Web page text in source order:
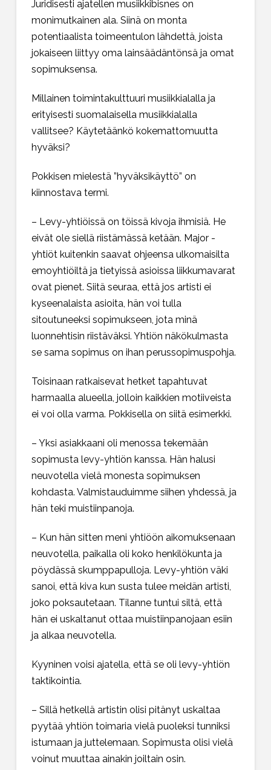
Juridisesti ajatellen musiikkibisnes on
monimutkainen ala. Siinä on monta
potentiaalista toimeentulon lähdettä, joista
jokaiseen liittyy oma lainsäädäntönsä ja omat
sopimuksensa.
Millainen toimintakulttuuri musiikkialalla ja
erityisesti suomalaisella musiikkialalla
vallitsee? Käytetäänkö kokemattomuutta
hyväksi?
Pokkisen mielestä ”hyväksikäyttö” on
kiinnostava termi.
– Levy-yhtiöissä on töissä kivoja ihmisiä. He
eivät ole siellä riistämässä ketään. Major -
yhtiöt kuitenkin saavat ohjeensa ulkomaisilta
emoyhtiöiltä ja tietyissä asioissa liikkumavarat
ovat pienet. Siitä seuraa, että jos artisti ei
kyseenalaista asioita, hän voi tulla
sitoutuneeksi sopimukseen, jota minä
luonnehtisin riistäväksi. Yhtiön näkökulmasta
se sama sopimus on ihan perussopimuspohja.
Toisinaan ratkaisevat hetket tapahtuvat
harmaalla alueella, jolloin kaikkien motiiveista
ei voi olla varma. Pokkisella on siitä esimerkki.
– Yksi asiakkaani oli menossa tekemään
sopimusta levy-yhtiön kanssa. Hän halusi
neuvotella vielä monesta sopimuksen
kohdasta. Valmistauduimme siihen yhdessä, ja
hän teki muistiinpanoja.
– Kun hän sitten meni yhtiöön aikomuksenaan
neuvotella, paikalla oli koko henkilökunta ja
pöydässä skumppapulloja. Levy-yhtiön väki
sanoi, että kiva kun susta tulee meidän artisti,
joko poksautetaan. Tilanne tuntui siltä, että
hän ei uskaltanut ottaa muistiinpanojaan esiin
ja alkaa neuvotella.
Kyyninen voisi ajatella, että se oli levy-yhtiön
taktikointia.
– Sillä hetkellä artistin olisi pitänyt uskaltaa
pyytää yhtiön toimaria vielä puoleksi tunniksi
istumaan ja juttelemaan. Sopimusta olisi vielä
voinut muuttaa ainakin joiltain osin.